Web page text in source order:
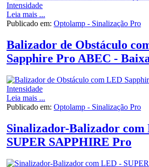
Leia mais ...
Publicado em: Optolamp - Sinalização Pro
Balizador de Obstáculo
Sapphire Pro ABEC -
Leia mais ...
Publicado em: Optolamp - Sinalização Pro
Sinalizador-Balizador com
SUPER SAPPHIRE Pro